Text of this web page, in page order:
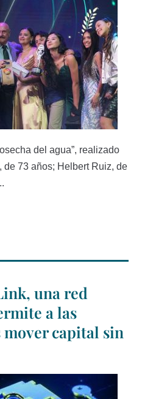
del agua”, realizado
de 73 años; Helbert Ruiz, de
una red
a las
capital sin